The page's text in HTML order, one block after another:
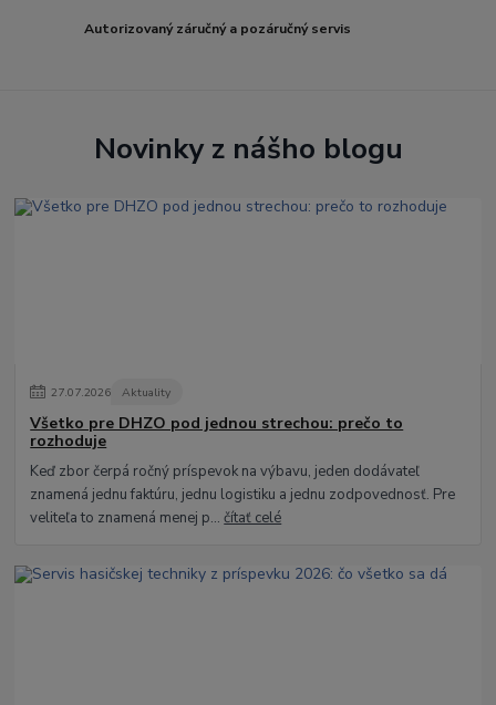
Autorizovaný záručný a pozáručný servis
Novinky z nášho blogu
27.07.2026 Aktuality
Všetko pre DHZO pod jednou strechou: prečo to
rozhoduje
Keď zbor čerpá ročný príspevok na výbavu, jeden dodávateľ
znamená jednu faktúru, jednu logistiku a jednu zodpovednosť. Pre
veliteľa to znamená menej p...čítať celé